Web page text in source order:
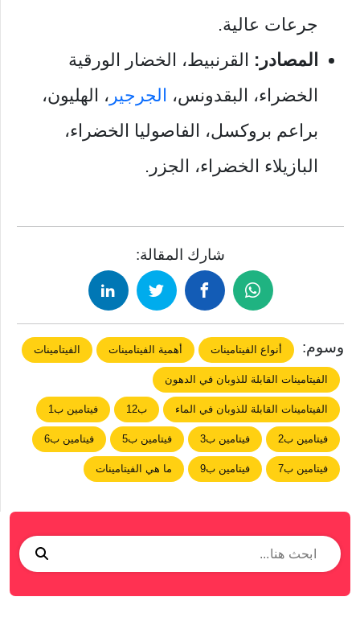
جرعات عالية.
المصادر: القرنبيط، الخضار الورقية
الخضراء، البقدونس، الجرجير ، الهليون،
براعم بروكسل، الفاصوليا الخضراء،
البازيلاء الخضراء، الجزر.
شارك المقالة:
وسوم: أنواع الفيتامينات أهمية الفيتامينات الفيتامينات
الفيتامينات القابلة للذوبان في الدهون
الفيتامينات القابلة للذوبان في الماء ب12 فيتامين ب1
فيتامين ب2 فيتامين ب3 فيتامين ب5 فيتامين ب6
فيتامين ب7 فيتامين ب9 ما هي الفيتامينات